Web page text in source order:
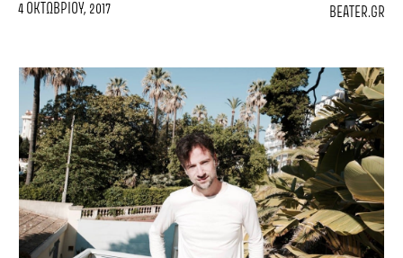
4 ΟΚΤΩΒΡΊΟΥ, 2017 BEATER.GR